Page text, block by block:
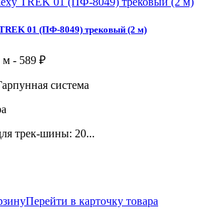
01 (ПФ-8049) трековый (2 м)
м - 589 ₽
система
трек-шины: 20...
Перейти в карточку товара